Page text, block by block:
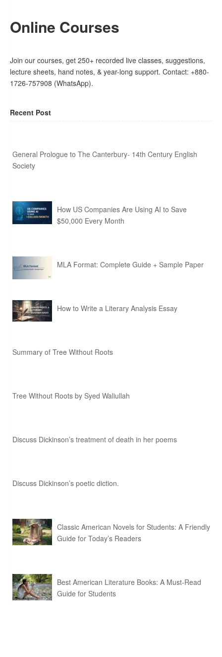
Online Courses
Join our courses, get 250+ recorded live classes, suggestions,
lecture sheets, hand notes, & year-long support. Contact: +880-
1726-757908 (WhatsApp).
Recent Post
General Prologue to The Canterbury- 14th Century English
Society
How US Companies Are Using AI to Save
$50,000 Every Month
MLA Format: Complete Guide + Sample Paper
How to Write a Literary Analysis Essay
Summary of Tree Without Roots
Tree Without Roots by Syed Waliullah
Discuss Dickinson’s treatment of death in her poems
Discuss Dickinson’s poetic diction.
Classic American Novels for Students: A Friendly
Guide for Today’s Readers
Best American Literature Books: A Must-Read
Guide for Students